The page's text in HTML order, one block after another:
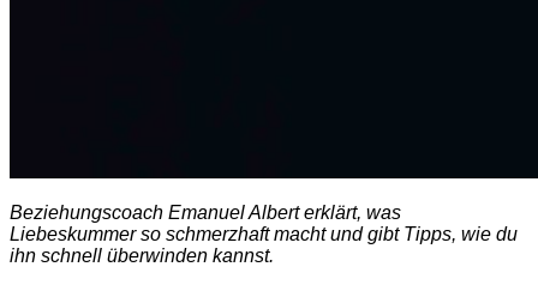
Beziehungscoach Emanuel Albert erklärt, was
Liebeskummerso schmerzhaft macht und gibt Tipps, wie du
ihn schnell überwinden kannst.